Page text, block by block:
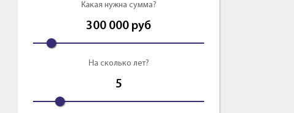
Какая нужна сумма?
300 000 руб
На сколько лет?
5